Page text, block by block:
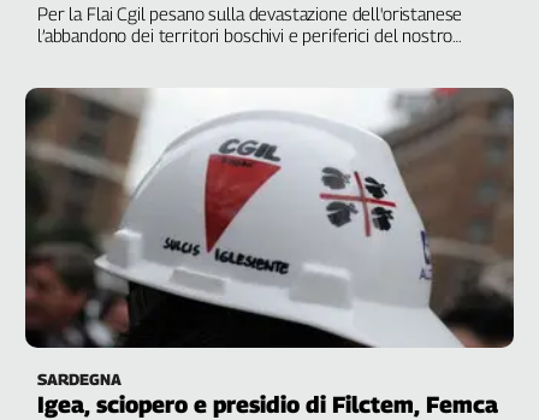
Per la Flai Cgil pesano sulla devastazione dell'oristanese
l’abbandono dei territori boschivi e periferici del nostro
climatici. Serve un impegno del governo sia a livello locale
che nazionale per riformare il sistema di cura dell'ambiente
SARDEGNA
Igea, sciopero e presidio di Filctem, Femca